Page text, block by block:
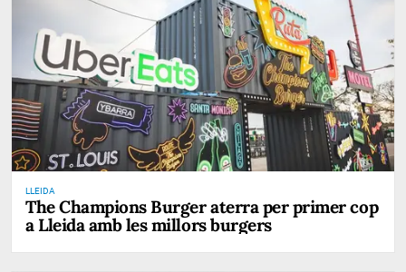
LLEIDA
The Champions Burger aterra per primer cop
a Lleida amb les millors burgers